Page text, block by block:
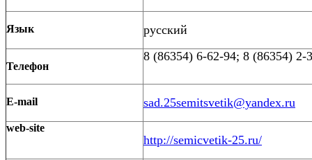
Язык русский
Телефон
8 (86354) 6-62-94; 8 (86354) 2-
E-mail sad.25semitsvetik@yandex.ru
web-site
http://semicvetik-25.ru/